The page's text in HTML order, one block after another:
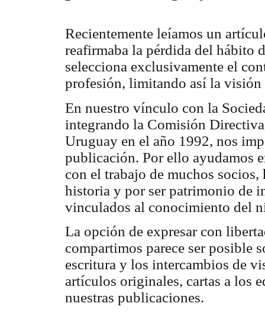
Recientemente leíamos un
reafirmaba la pérdida del hábito
selecciona exclusivamente el
profesión, limitando así la
En nuestro vínculo con la
integrando la Comisión
Uruguay en el año 1992, nos
publicación. Por ello ayudamos
con el trabajo de muchos
historia y por ser patrimonio de
vinculados al conocimiento del
La opción de expresar con
compartimos parece ser posible
escritura y los intercambios de
artículos originales, cartas a los
nuestras publicaciones.